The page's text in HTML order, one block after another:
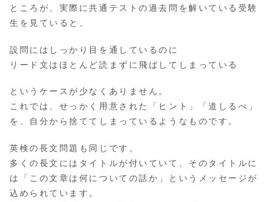
ところが、実際に共通テストの過去問を解いている受験
生を見ていると、
設問にはしっかり目を通しているのに
リード文はほとんど読まずに飛ばしてしまっている
というケースが少なくありません。
これでは、せっかく用意された「ヒント」「道しるべ」
を、自分から捨ててしまっているようなものです。
英検の長文問題も同じです。
多くの長文にはタイトルが付いていて、そのタイトルに
は「この文章は何についての話か」というメッセージが
込められています。